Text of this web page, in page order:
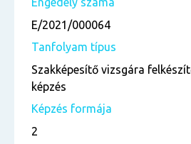
E/2021/000064
Tanfolyam típus
Szakképesítő vizsgára
képzés
Képzés formája
2